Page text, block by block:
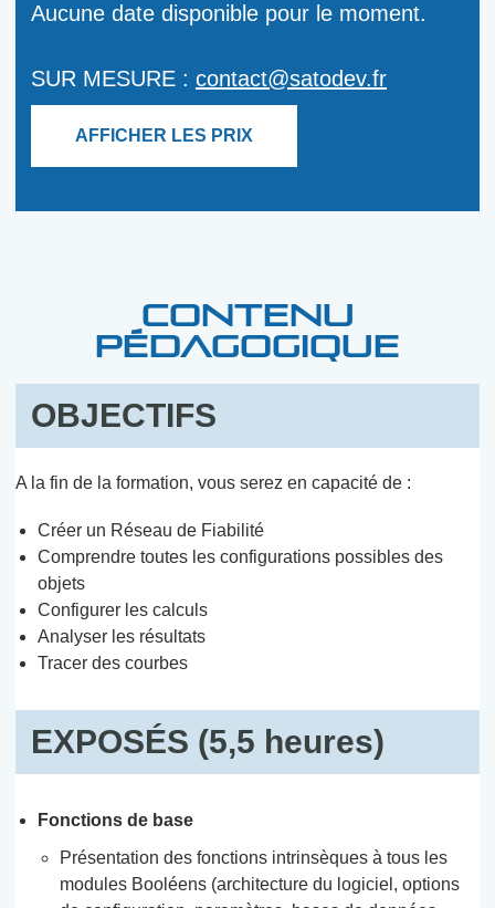
Aucune date disponible pour le moment.
SUR MESURE : contact@satodev.fr
AFFICHER LES PRIX
CONTENU
PÉDAGOGIQUE
OBJECTIFS
A la fin de la formation, vous serez en capacité de :
Créer un Réseau de Fiabilité
Comprendre toutes les configurations possibles des
objets
Configurer les calculs
Analyser les résultats
Tracer des courbes
EXPOSÉS (5,5 heures)
Fonctions de base
Présentation des fonctions intrinsèques à tous les
modules Booléens (architecture du logiciel, options